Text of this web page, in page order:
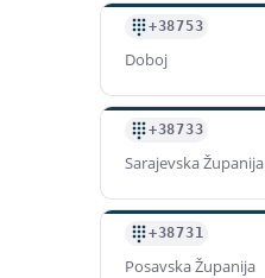
+38753
Doboj
+38733
Sarajevska Županija
+38731
Posavska Županija